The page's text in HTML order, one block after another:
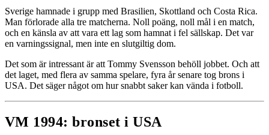
Sverige hamnade i grupp med Brasilien, Skottland och Costa Rica.
Man förlorade alla tre matcherna. Noll poäng, noll mål i en match,
och en känsla av att vara ett lag som hamnat i fel sällskap. Det var
en varningssignal, men inte en slutgiltig dom.
Det som är intressant är att Tommy Svensson behöll jobbet. Och att
det laget, med flera av samma spelare, fyra år senare tog brons i
USA. Det säger något om hur snabbt saker kan vända i fotboll.
VM 1994: bronset i USA